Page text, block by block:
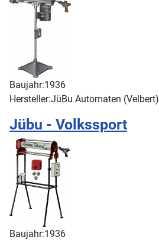
Baujahr:1936
Hersteller:JüBu Automaten (Velbert)
Jübu - Volkssport
Baujahr:1936